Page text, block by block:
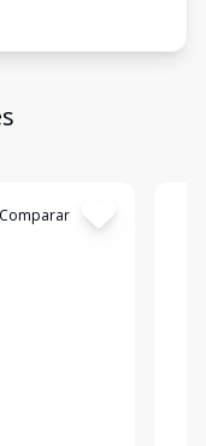
Comparar